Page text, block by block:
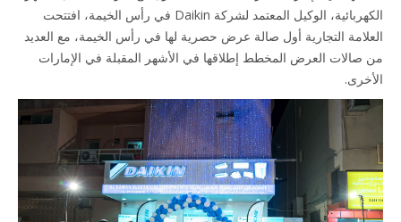
الكهربائية، الوكيل المعتمد لشركة Daikin في رأس الخيمة، افتتحت
التجارية أول صالة عرض حصرية لها في رأس الخيمة، مع العديد
العرض المخطط إطلاقها في الأشهر المقبلة في الإمارات